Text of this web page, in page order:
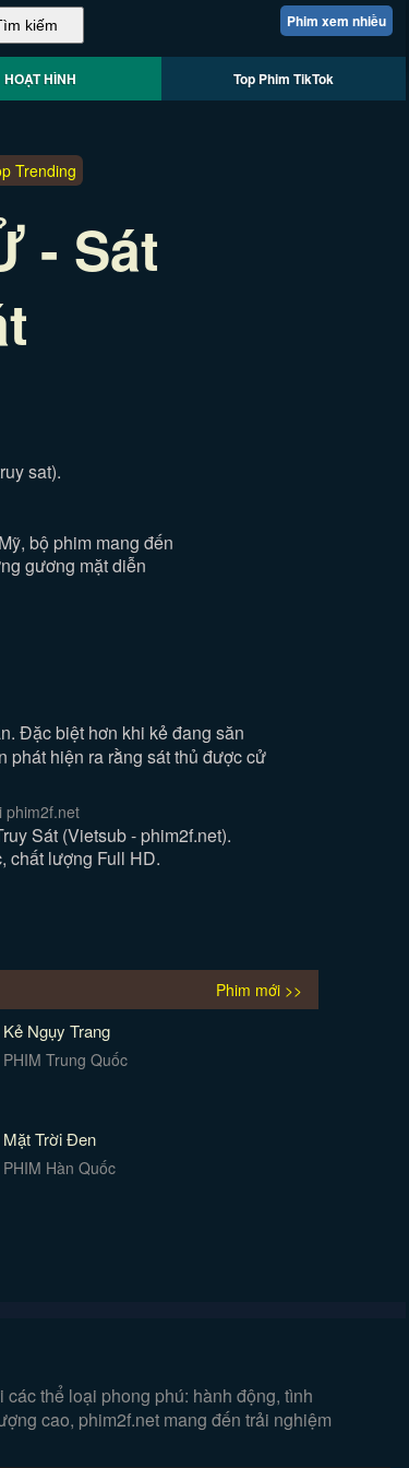
Phim xem nhiều
HOẠT HÌNH Top Phim TikTok
Trending
- Sát
sat).
bộ phim mang đến
gương mặt diễn
Đặc biệt hơn khi kẻ đang săn
phát hiện ra rằng sát thủ được cử
phim2f.net
Sát (Vietsub - phim2f.net).
chất lượng Full HD.
Phim mới >>
Kẻ Ngụy Trang
PHIM Trung Quốc
Mặt Trời Đen
PHIM Hàn Quốc
thể loại phong phú: hành động, tình
cao, phim2f.net mang đến trải nghiệm